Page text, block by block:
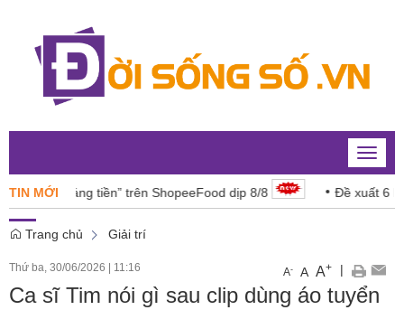
Toggle
TIN MỚI
“đáng tiền” trên ShopeeFood dịp 8/8 Đề xuất 6 lĩnh
Trang chủ Giải trí
Thứ ba, 30/06/2026 11:16 A- A A+ |
Ca sĩ Tim nói gì sau clip dùng áo tuyển